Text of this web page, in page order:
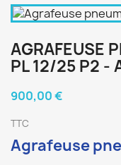
AGRAFEUSE
PL 12/25 P2 -
900,00 €
TTC
Agrafeuse